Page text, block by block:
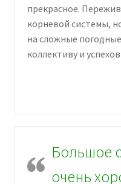
прекрасное.
корневой системы,
на сложные
коллективу и
Большое
очень